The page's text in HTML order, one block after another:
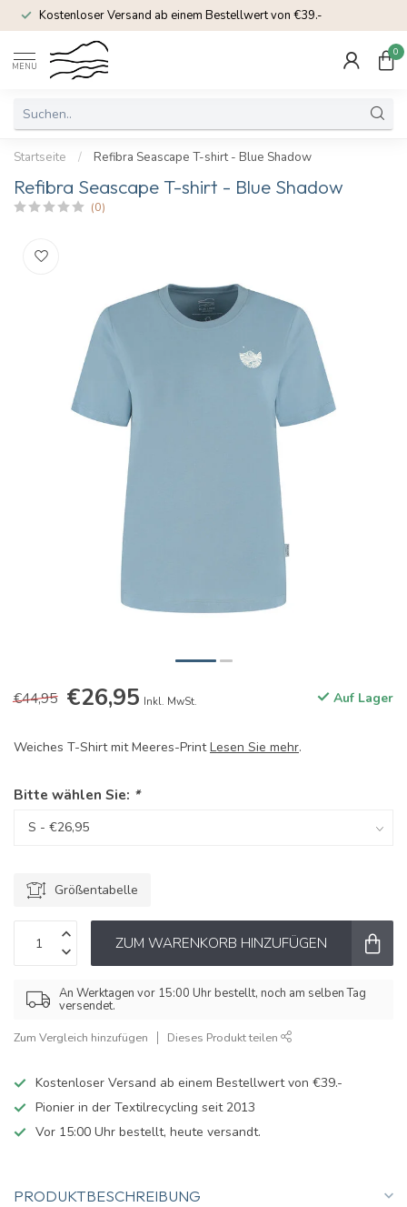
Kostenloser Versand ab einem Bestellwert von €39.-
MENU
0
Startseite / Refibra Seascape T-shirt - Blue Shadow
Refibra Seascape T-shirt - Blue Shadow
(0)
€44,95 €26,95 Inkl. MwSt. Auf Lager
Weiches T-Shirt mit Meeres-PrintLesen Sie mehr.
Bitte wählen Sie: *
Größentabelle
ZUM WARENKORB HINZUFÜGEN
An Werktagen vor 15:00 Uhr bestellt, noch am selben Tag
versendet.
Zum Vergleich hinzufügen Dieses Produkt teilen
Kostenloser Versand ab einem Bestellwert von €39.-
Pionier in der Textilrecycling seit 2013
Vor 15:00 Uhr bestellt, heute versandt.
PRODUKTBESCHREIBUNG